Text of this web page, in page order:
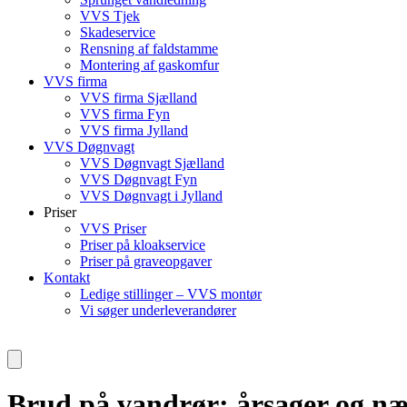
VVS Tjek
Skadeservice
Rensning af faldstamme
Montering af gaskomfur
VVS firma
VVS firma Sjælland
VVS firma Fyn
VVS firma Jylland
VVS Døgnvagt
VVS Døgnvagt Sjælland
VVS Døgnvagt Fyn
VVS Døgnvagt i Jylland
Priser
VVS Priser
Priser på kloakservice
Priser på graveopgaver
Kontakt
Ledige stillinger – VVS montør
Vi søger underleverandører